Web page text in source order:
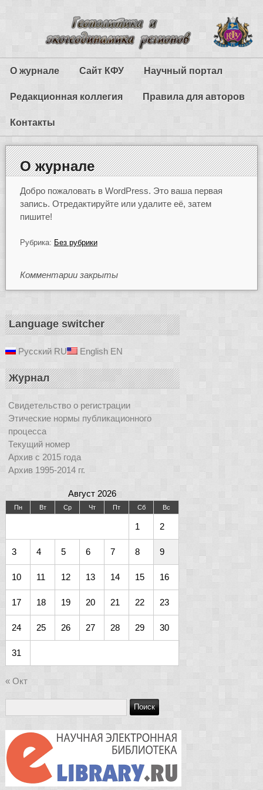
О журнале Сайт КФУ Научный портал
Редакционная коллегия Правила для авторов
Контакты
О журнале
Добро пожаловать в WordPress. Это ваша первая
запись. Отредактируйте или удалите её, затем
пишите!
Рубрика: Без рубрики
Комментарии закрыты
Language switcher
Русский RU English EN
Журнал
Свидетельство о регистрации
Этические нормы публикационного
процесса
Текущий номер
Архив с 2015 года
Архив 1995-2014 гг.
Август 2026
Пн Вт Ср Чт Пт Сб Вс
1 2
3 4 5 6 7 8 9
10 11 12 13 14 15 16
17 18 19 20 21 22 23
24 25 26 27 28 29 30
31
« Окт